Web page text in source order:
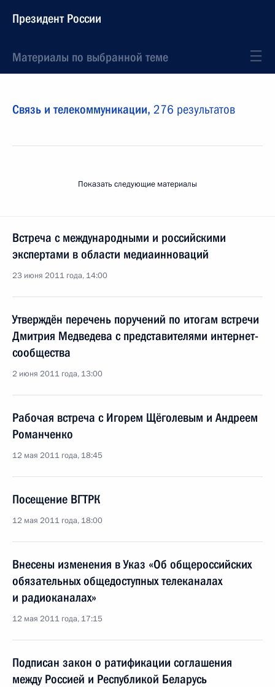
Президент России
Материалы по выбранной теме
Связь и телекоммуникации, 276 результатов
Показать следующие материалы
Встреча с международными и российскими
экспертами в области медиаинноваций
23 июня 2011 года, 14:00
Утверждён перечень поручений по итогам встречи
Дмитрия Медведева с представителями интернет-
сообщества
2 июня 2011 года, 13:00
Рабочая встреча с Игорем Щёголевым и Андреем
Романченко
12 мая 2011 года, 18:45
Посещение ВГТРК
12 мая 2011 года, 18:00
Внесены изменения в Указ «Об общероссийских
обязательных общедоступных телеканалах
и радиоканалах»
12 мая 2011 года, 17:15
Подписан закон о ратификации соглашения
между Россией и Республикой Беларусь